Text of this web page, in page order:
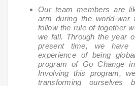
Our team members are
arm during the world-war
follow the rule of together
we fall. Through the year
present time, we have
experience of being
program of Go Change
Involving this program,
transforming ourselves